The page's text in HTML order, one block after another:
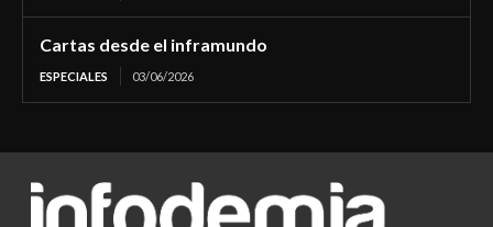
Cartas desde el inframundo
ESPECIALES 03/06/2026